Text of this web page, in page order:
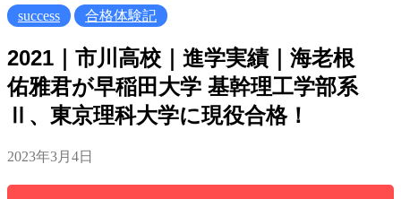
success 合格体験記
2021｜市川高校｜進学実績｜海老根
佑雅君が早稲田大学 基幹理工学部系
Ⅱ、東京理科大学に現役合格！
2023年3月4日